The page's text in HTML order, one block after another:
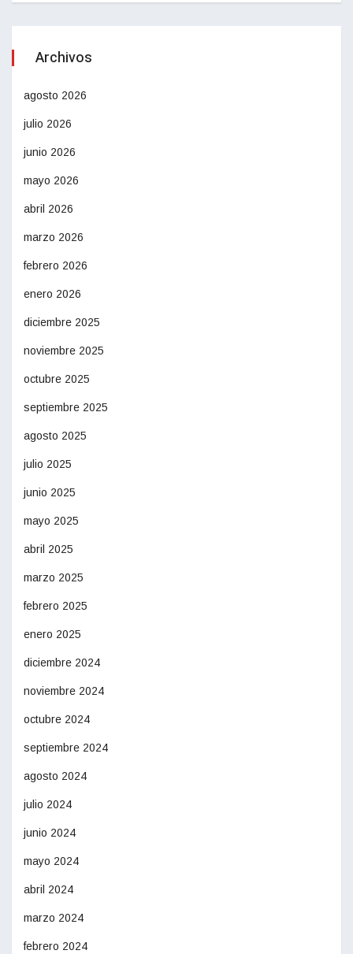
Archivos
agosto 2026
julio 2026
junio 2026
mayo 2026
abril 2026
marzo 2026
febrero 2026
enero 2026
diciembre 2025
noviembre 2025
octubre 2025
septiembre 2025
agosto 2025
julio 2025
junio 2025
mayo 2025
abril 2025
marzo 2025
febrero 2025
enero 2025
diciembre 2024
noviembre 2024
octubre 2024
septiembre 2024
agosto 2024
julio 2024
junio 2024
mayo 2024
abril 2024
marzo 2024
febrero 2024